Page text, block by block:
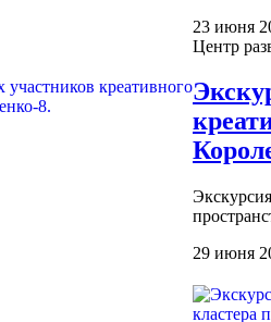
23 июня
Центр
29 июня